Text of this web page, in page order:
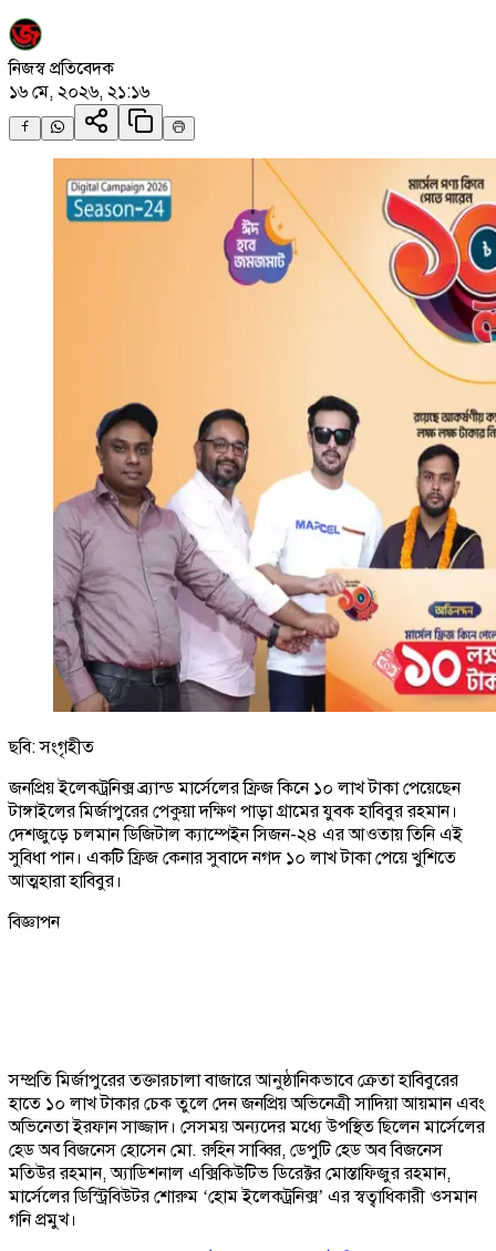
নিজস্ব প্রতিবেদক
১৬ মে, ২০২৬, ২১:১৬
ছবি: সংগৃহীত
জনপ্রিয় ইলেকট্রনিক্স ব্র্যান্ড মার্সেলের ফ্রিজ কিনে ১০ লাখ টাকা পেয়েছেন
টাঙ্গাইলের মির্জাপুরের পেকুয়া দক্ষিণ পাড়া গ্রামের যুবক হাবিবুর রহমান।
দেশজুড়ে চলমান ডিজিটাল ক্যাম্পেইন সিজন-২৪ এর আওতায় তিনি এই
সুবিধা পান। একটি ফ্রিজ কেনার সুবাদে নগদ ১০ লাখ টাকা পেয়ে খুশিতে
আত্মহারা হাবিবুর।
বিজ্ঞাপন
সম্প্রতি মির্জাপুরের তক্তারচালা বাজারে আনুষ্ঠানিকভাবে ক্রেতা হাবিবুরের
হাতে ১০ লাখ টাকার চেক তুলে দেন জনপ্রিয় অভিনেত্রী সাদিয়া আয়মান এবং
অভিনেতা ইরফান সাজ্জাদ। সেসময় অন্যদের মধ্যে উপস্থিত ছিলেন মার্সেলের
হেড অব বিজনেস হোসেন মো. রুহিন সাব্বির, ডেপুটি হেড অব বিজনেস
মতিউর রহমান, অ্যাডিশনাল এক্সিকিউটিভ ডিরেক্টর মোস্তাফিজুর রহমান,
মার্সেলের ডিস্ট্রিবিউটর শোরুম ‘হোম ইলেকট্রনিক্স’ এর স্বত্বাধিকারী ওসমান
গনি প্রমুখ।